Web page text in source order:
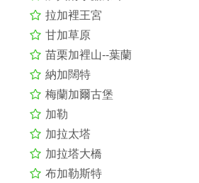
拉加裡王宮
甘加草原
苗栗加裡山--葉蘭
納加闊特
梅蘭加爾古堡
加勒
加拉太塔
加拉塔大橋
布加勒斯特